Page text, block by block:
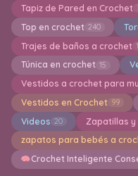
Tapiz de Pared en Crochet
Top en crochet 240
Trajes de baños a crochet
Túnica en crochet 15
Vestidos a crochet para
Vestidos en Crochet 99
Videos 20 Zapatillas y
zapatos para bebés a
Crochet Inteligente